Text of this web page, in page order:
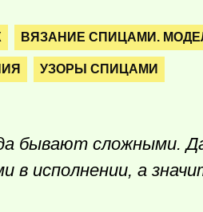
ВЯЗАНИЕ СПИЦАМИ.
УЗОРЫ СПИЦАМИ
бывают сложными.
в исполнении, а